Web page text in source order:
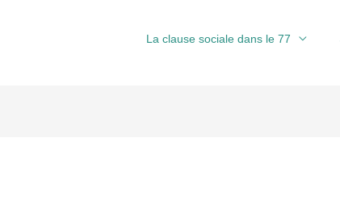
La clause sociale dans le 77